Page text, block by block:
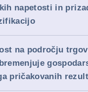
napetosti in
na področju
pričakovanih